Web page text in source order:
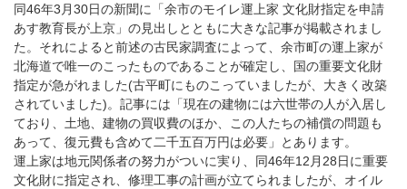
同46年3月30日の新聞に「余市のモイレ運上家 文化財指定を申請
あす教育長が上京」の見出しとともに大きな記事が掲載されまし
た。それによると前述の古民家調査によって、余市町の運上家が
北海道で唯一のこったものであることが確定し、国の重要文化財
指定が急がれました(古平町にものこっていましたが、大きく改築
されていました)。記事には「現在の建物には六世帯の人が入居し
ており、土地、建物の買収費のほか、この人たちの補償の問題も
あって、復元費も含めて二千五百万円は必要」とあります。
運上家は地元関係者の努力がついに実り、同46年12月28日に重要
文化財に指定され、修理工事の計画が立てられましたが、オイル